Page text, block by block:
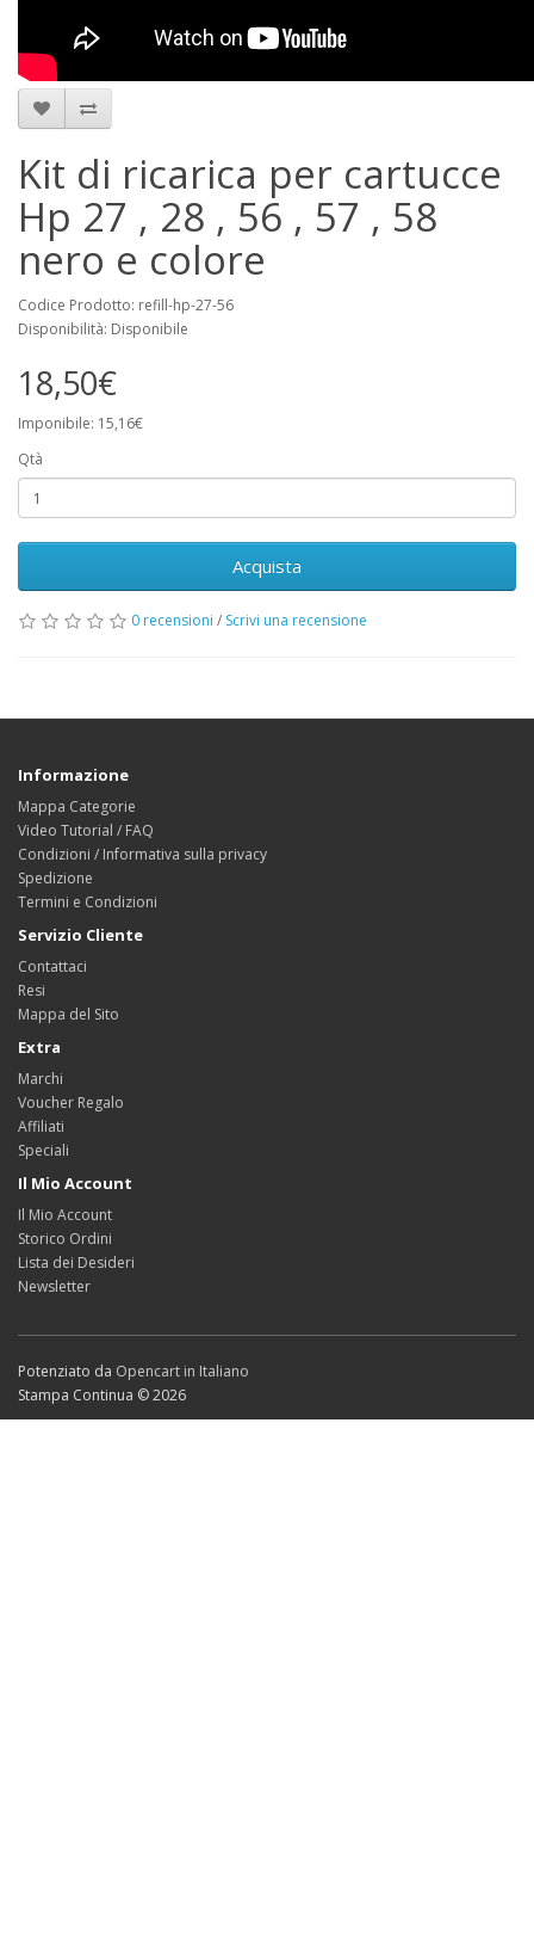
Kit di ricarica per cartucce
Hp 27 , 28 , 56 , 57 , 58
nero e colore
Codice Prodotto: refill-hp-27-56
Disponibilità: Disponibile
18,50€
Imponibile: 15,16€
Qtà
Acquista
0 recensioni / Scrivi una recensione
Informazione
Mappa Categorie
Video Tutorial / FAQ
Condizioni / Informativa sulla privacy
Spedizione
Termini e Condizioni
Servizio Cliente
Contattaci
Resi
Mappa del Sito
Extra
Marchi
Voucher Regalo
Affiliati
Speciali
Il Mio Account
Il Mio Account
Storico Ordini
Lista dei Desideri
Newsletter
Potenziato da Opencart in Italiano
Stampa Continua © 2026